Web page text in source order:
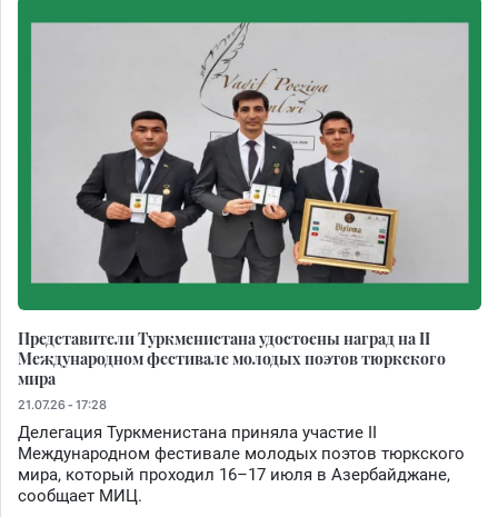
Представители Туркменистана удостоены наград на II
Международном фестивале молодых поэтов тюркского
мира
21.07.26 - 17:28
Делегация Туркменистана приняла участие II
Международном фестивале молодых поэтов тюркского
мира, который проходил 16–17 июля в Азербайджане,
сообщает МИЦ.